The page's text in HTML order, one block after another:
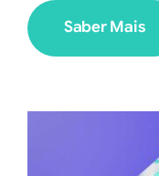
Saber Mais